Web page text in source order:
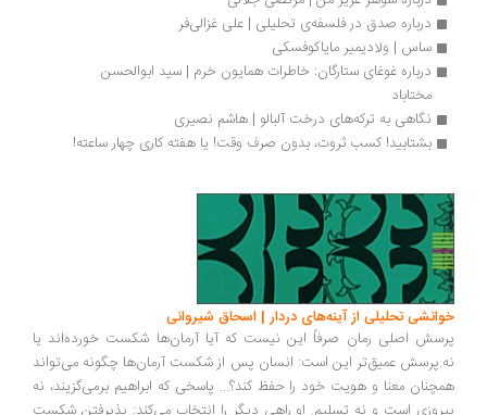
درباره صدق در فلسفه‌ی تحلیلی | علی غزالی‌فر
ساس | ولادیمیر مایاکوفسکی
درباره غوغای ستارگان: خاطرات همایون خرم | سید ابوالحسن
نگاهی به ترکه‌های درخت آلبالو | هاشم نصیری
بشتابید! کسب ثروت، بدون صرف وقت! یا هفته کاری چهار ساعته!
تحلیلی از آینه‌های دردار | اسحاق شیروانی
اصلی رمان صرفاً این نیست که آیا آرمان‌ها شکست خورده‌اند یا
عمیق‌تر این است: انسان پس از شکست آرمان‌ها چگونه می‌تواند
معنا و هویت خود را حفظ کند؟... پاسخی که ابراهیم برمی‌گزیند، نه